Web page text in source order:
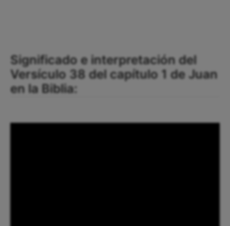
Significado e interpretación del
Versículo 38 del capítulo 1 de Juan
en la Biblia: